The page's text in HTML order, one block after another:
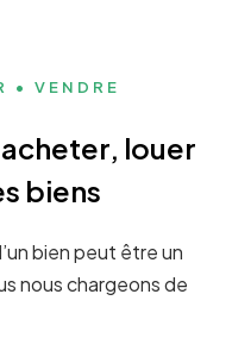
• VENDRE
acheter, louer
biens
bien peut être un
nous chargeons de